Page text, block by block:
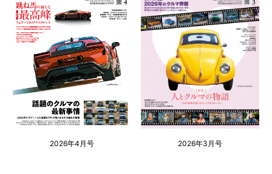
2026年4月号 2026年3月号